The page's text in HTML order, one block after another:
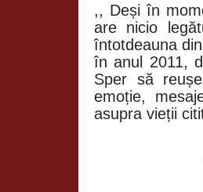
,, Deși în
are nicio
întotdeauna
în anul 2011,
Sper să
emoție,
asupra vieții